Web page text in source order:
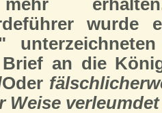
an die
Weise